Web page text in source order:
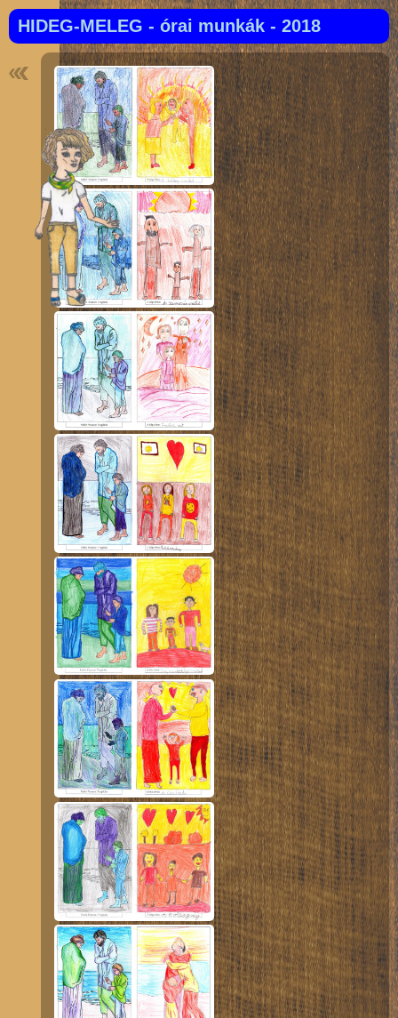
HIDEG-MELEG - órai munkák - 2018